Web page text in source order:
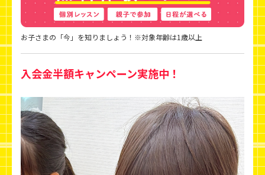
お子さまの「今」を知りましょう！※対象年齢は1歳以上
入会金半額キャンペーン実施中！